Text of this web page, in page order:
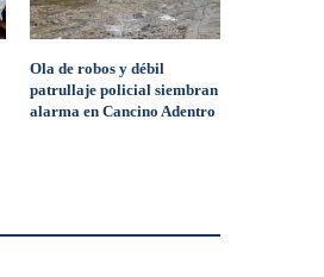
Ola de robos y débil
patrullaje policial siembran
alarma en Cancino Adentro